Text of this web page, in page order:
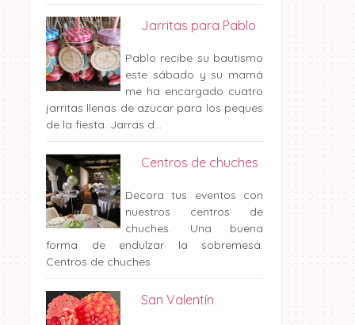
Jarritas para Pablo
Pablo recibe su bautismo
este sábado y su mamá
me ha encargado cuatro
jarritas llenas de azucar para los peques
de la fiesta. Jarras d...
Centros de chuches
Decora tus eventos con
nuestros centros de
chuches. Una buena
forma de endulzar la sobremesa.
Centros de chuches
San Valentín